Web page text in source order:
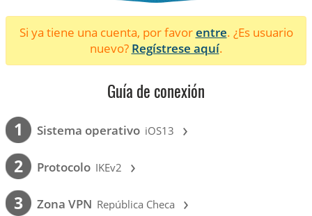
Si ya tiene una cuenta, por favorentre. ¿Es usuario
nuevo? Regístrese aquí.
Guía de conexión
1 Sistema operativo iOS13 ›
2 Protocolo IKEv2 ›
3 Zona VPN República Checa ›